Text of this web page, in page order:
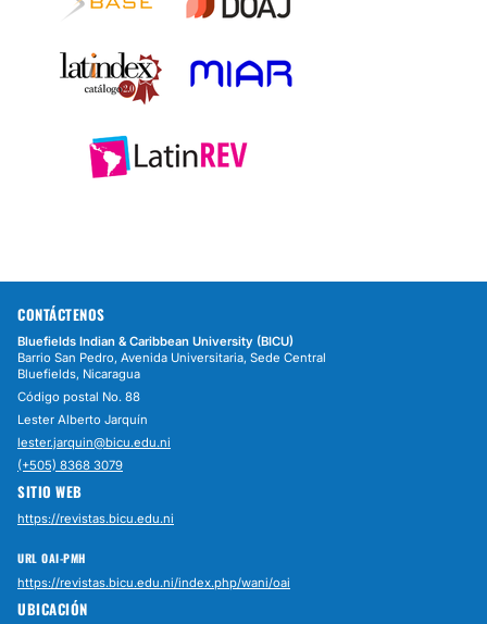
CONTÁCTENOS
Bluefields Indian & Caribbean University (BICU)
Barrio San Pedro, Avenida Universitaria, Sede Central
Bluefields, Nicaragua
Código postal No. 88
Lester Alberto Jarquín
lester.jarquin@bicu.edu.ni
(+505) 8368 3079
SITIO WEB
https://revistas.bicu.edu.ni
URL OAI-PMH
https://revistas.bicu.edu.ni/index.php/wani/oai
UBICACIÓN